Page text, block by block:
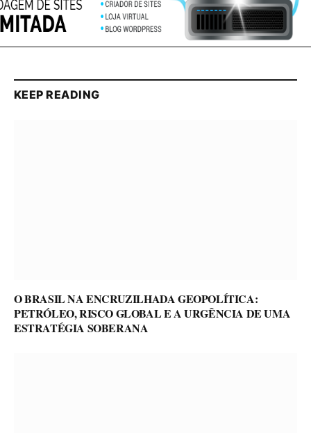
KEEP READING
O BRASIL NA ENCRUZILHADA GEOPOLÍTICA:
PETRÓLEO, RISCO GLOBAL E A URGÊNCIA DE UMA
ESTRATÉGIA SOBERANA